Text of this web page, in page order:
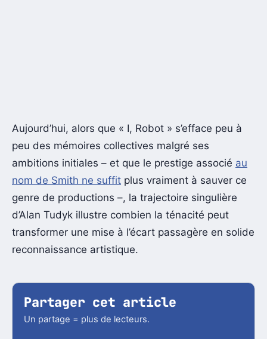
Aujourd’hui, alors que « I, Robot » s’efface peu à
peu des mémoires collectives malgré ses
ambitions initiales – et que le prestige associé au
nom de Smith ne suffit plus vraiment à sauver ce
genre de productions –, la trajectoire singulière
d’Alan Tudyk illustre combien la ténacité peut
transformer une mise à l’écart passagère en solide
reconnaissance artistique.
Partager cet article
Un partage = plus de lecteurs.